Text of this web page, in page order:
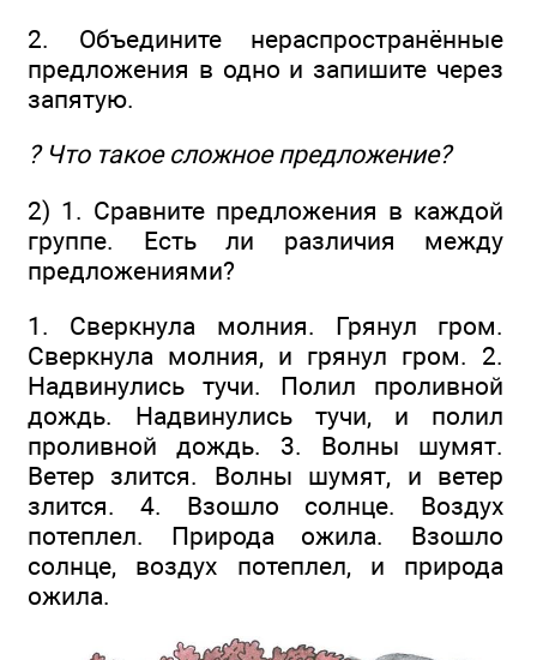
2. Объедините нераспространённые
предложения в одно и запишите через
запятую.
? Что такое сложное предложение?
2) 1. Сравните предложения в каждой
группе. Есть ли различия между
предложениями?
1. Сверкнула молния. Грянул гром.
Сверкнула молния, и грянул гром. 2.
Надвинулись тучи. Полил проливной
дождь. Надвинулись тучи, и полил
проливной дождь. 3. Волны шумят.
Ветер злится. Волны шумят, и ветер
злится. 4. Взошло солнце. Воздух
потеплел. Природа ожила. Взошло
солнце, воздух потеплел, и природа
ожила.